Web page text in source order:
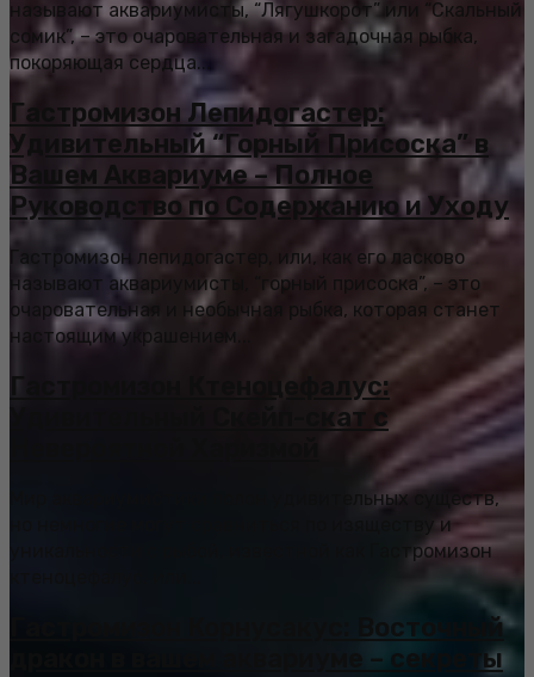
называют аквариумисты, “Лягушкорот” или “Скальный
сомик”, – это очаровательная и загадочная рыбка,
покоряющая сердца...
Гастромизон Лепидогастер:
Удивительный “Горный Присоска” в
Вашем Аквариуме – Полное
Руководство по Содержанию и Уходу
Гастромизон лепидогастер, или, как его ласково
называют аквариумисты, “горный присоска”, – это
очаровательная и необычная рыбка, которая станет
настоящим украшением...
Гастромизон Ктеноцефалус:
Удивительный Скейп-скат с
Мир аквариумистики полон удивительных существ,
но немногие могут сравниться по изяществу и
уникальности с рыбой, известной как Гастромизон
Гастромизон Корнусакус: Восточный
дракон в вашем аквариуме – секреты